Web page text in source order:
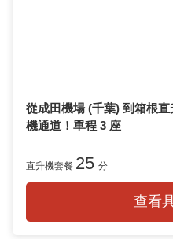
從成田機場 (千葉) 到箱根
機通道！單程 3 座
直升機套餐 25 分
查看